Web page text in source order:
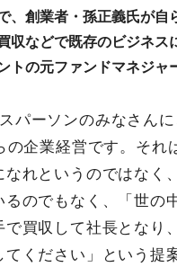
、創業者・孫正義氏が
収などで既存のビジネス
トの元ファンドマネジャ
パーソンのみなさん
の企業経営です。それ
なれというのではなく
るのでもなく、「世の
で買収して社長となり
ください」という提